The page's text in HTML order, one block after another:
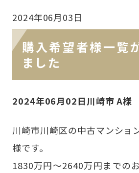
2024年06月03日
購入希望者様一覧
ました
2024年06月02日川崎市 A様
川崎市川崎区の中古マンショ
様です。
1830万円～2640万円までの